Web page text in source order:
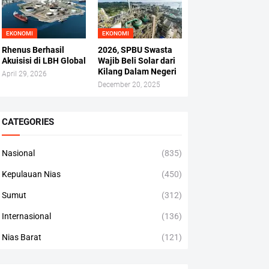
EKONOMI
Rhenus Berhasil
Akuisisi di LBH Global
April 29, 2026
EKONOMI
2026, SPBU Swasta
Wajib Beli Solar dari
Kilang Dalam Negeri
December 20, 2025
CATEGORIES
Nasional (835)
Kepulauan Nias (450)
Sumut (312)
Internasional (136)
Nias Barat (121)